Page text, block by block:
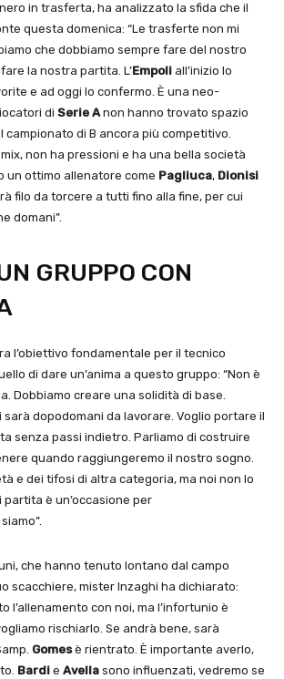
in trasferta, ha analizzato la sfida che il
questa domenica: “Le trasferte non mi
che dobbiamo sempre fare del nostro
la nostra partita. L’Empoli all’inizio lo
e ad oggi lo confermo. È una neo-
di Serie Anon hanno trovato spazio
campionato di B ancora più competitivo.
non ha pressioni e ha una bella società
un ottimo allenatore come Pagliuca, Dionisi
filo da torcere a tutti fino alla fine, per cui
domani”.
GRUPPO CON
l’obiettivo fondamentale per il tecnico
di dare un’anima a questo gruppo: “Non è
Dobbiamo creare una solidità di base.
sarà dopodomani da lavorare. Voglio portare il
senza passi indietro. Parliamo di costruire
quando raggiungeremo il nostro sogno.
e dei tifosi di altra categoria, ma noi non lo
partita è un’occasione per
che hanno tenuto lontano dal campo
scacchiere, mister Inzaghi ha dichiarato:
l’allenamento con noi, ma l’infortunio è
rischiarlo. Se andrà bene, sarà
Gomesè rientrato. È importante averlo,
Bardi e Avella sono influenzati, vedremo se